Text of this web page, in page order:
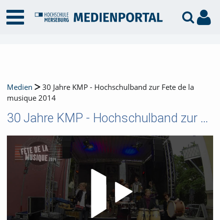
Medien
30 Jahre KMP - Hochschulband zur Fete de la
musique 2014
30 Jahre KMP - Hochschulband zur Fete de la musique 2014